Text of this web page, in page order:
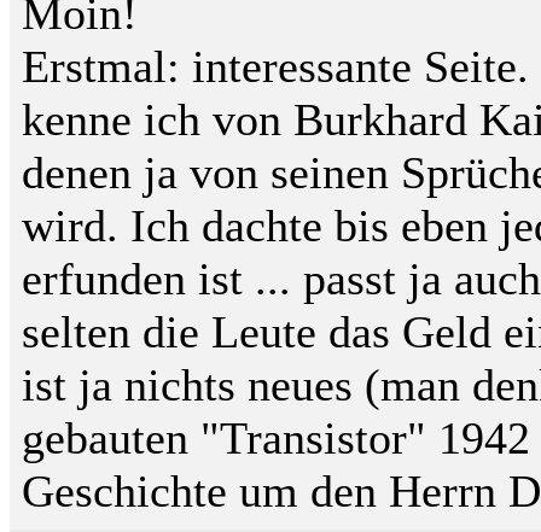
Moin!
Erstmal: interessante
kenne ich von Burkhard
denen ja von seinen
wird. Ich dachte bis eben
erfunden ist ... passt ja
selten die Leute das Geld
ist ja nichts neues (man
gebauten "Transistor"
Geschichte um den Herrn